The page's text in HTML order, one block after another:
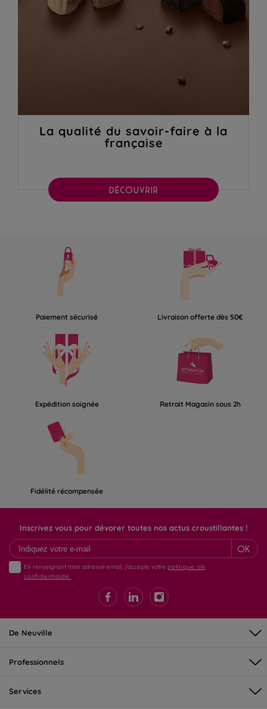
La qualité du savoir-faire à la
française
DÉCOUVRIR
Paiement sécurisé Livraison offerte dès 50€
Expédition soignée Retrait Magasin sous 2h
Fidélité récompensée
Inscrivez vous pour dévorer toutes nos actus croustillantes !
OK
En renseignant mon adresse email, j'accepte votre politique de
confidentialité.
De Neuville
Professionnels
Services